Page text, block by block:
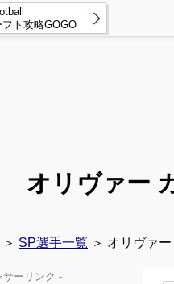
フト攻略GOGO
オリヴァー
＞ SP選手一覧 ＞ オリヴァ
サーリンク -